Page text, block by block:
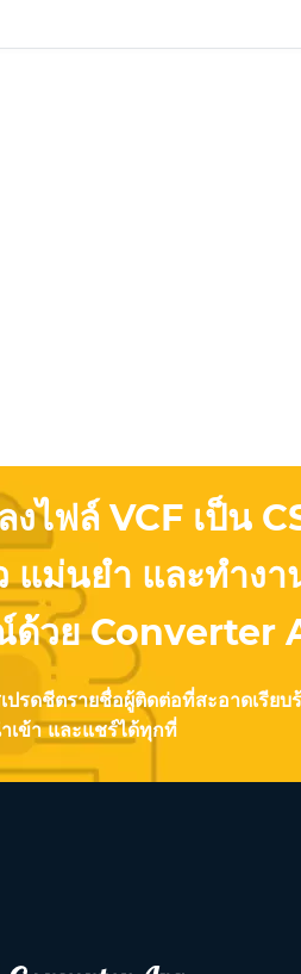
งไฟล์ VCF เป็น
แม่นยำ และทำง
ด้วย Converter
ปรดชีตรายชื่อผู้ติดต่อที่สะอาดเรีย
เข้า และแชร์ได้ทุกที่